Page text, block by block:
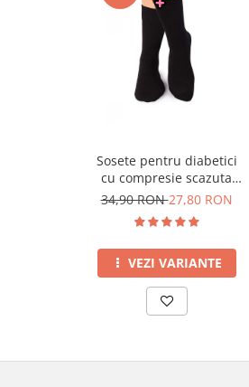
Sosete pentru diabetici
cu compresie scazuta
Negru
34,90 RON27,80 RON
VEZI VARIANTE